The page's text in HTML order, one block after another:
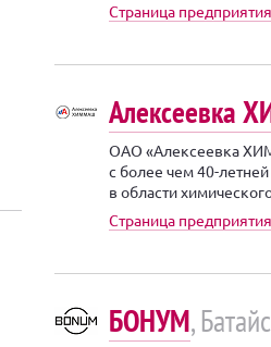
Страница
Алексеевка
ОАО «Алексеевка
с более чем 40-
в области
Страница
БОНУМ,